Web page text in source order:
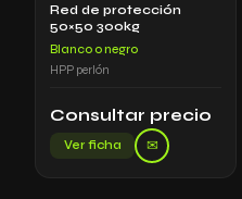
Red de protección
50×50 300kg
Blanco o negro
HPP perlón
Consultar precio
Ver ficha ✉